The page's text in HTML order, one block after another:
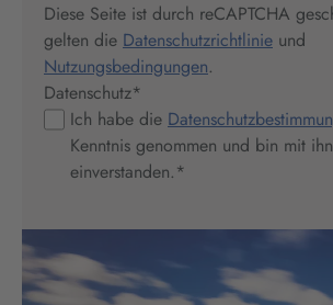
Diese Seite ist durch reCAPTCHA
gelten die Datenschutzrichtlinie und
Nutzungsbedingungen.
Datenschutz*
Ich habe die
Kenntnis genommen und bin mit
einverstanden.*